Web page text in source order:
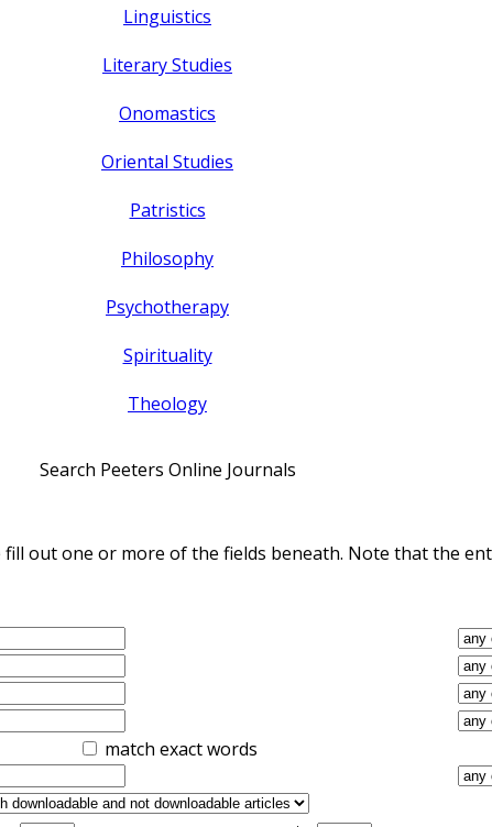
Linguistics
Literary Studies
Onomastics
Oriental Studies
Patristics
Philosophy
Psychotherapy
Spirituality
Theology
Search Peeters Online Journals
out one or more of the fields beneath. Note that the
match exact words